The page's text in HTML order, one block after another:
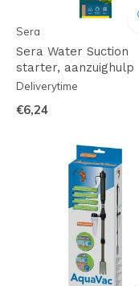
Sera
Sera Water Suction
starter, aanzuighulp
Deliverytime
€6,24